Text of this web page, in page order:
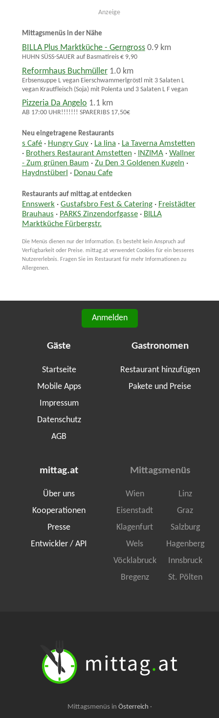
Anzeige
Mittagsmenüs in der Nähe
BILLA Plus Marktküche - Gerngross 0.9 km
HUHN SÜSS-SAUER auf Basmatireis € 9,90
Reformhaus Buchmüller 1.0 km
Erbsensuppe L vegan Eierschwammerlgröstl mit 3 Salaten L
vegan Krautfleisch (Soja) mit Polenta und 3 Salaten L F vegan
Pizzeria Da Angelo 1.1 km
AB 17:00 UHR!!!!!!! SPARERIBS 17,50€
Neu eingetragene Restaurants
s Café· Hungry Guy· La lina · La Taverna Amstetten
· Brothers Restaurant Amstetten · INZIMA· Wallner
- Zum grünen Baum · Zu Den 3 Goldenen Kugeln ·
Haydnstüberl · Donau Cafe
Restaurants auf mittag.at entdecken
Ennswerk· Gustafsbro Fest & Catering· Freistädter
Brauhaus · PARKS Zinzendorfgasse· BILLA
Marktküche Fürbergstr.
Die Menüs dienen nur der Information. Es besteht kein Anspruch auf
Verfügbarkeit oder Preise. mittag.at verwendet Cookies für ein besseres
Nutzererlebnis. Fragen Sie im Restaurant für mehr Informationen zu
Allergenen.
Anmelden
Gäste
Startseite
Mobile Apps
Impressum
Datenschutz
AGB
Gastronomen
Restaurant hinzufügen
Pakete und Preise
mittag.at
Über uns
Kooperationen
Presse
Entwickler / API
Mittagsmenüs
Wien
Linz
Eisenstadt
Graz
Klagenfurt
Salzburg
Wels
Hagenberg
Vöcklabruck
Innsbruck
Bregenz
St. Pölten
Mittagsmenüs in Österreich ·